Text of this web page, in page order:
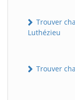
Trouver
Luthézieu
Trouver